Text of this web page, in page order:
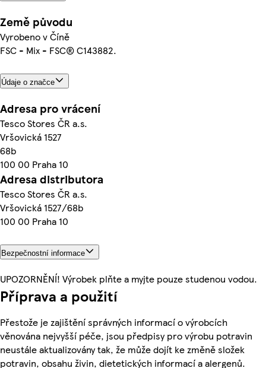
Země původu
Vyrobeno v Číně
FSC - Mix - FSC® C143882.
Údaje o značce
Adresa pro vrácení
Tesco Stores ČR a.s.
Vršovická 1527
68b
100 00 Praha 10
Adresa distributora
Tesco Stores ČR a.s.
Vršovická 1527/68b
100 00 Praha 10
Bezpečnostní informace
UPOZORNĚNÍ! Výrobek plňte a myjte pouze studenou vodou.
Příprava a použití
Přestože je zajištění správných informací o výrobcích
věnována nejvyšší péče, jsou předpisy pro výrobu potravin
neustále aktualizovány tak, že může dojít ke změně složek
potravin, obsahu živin, dietetických informací a alergenů.